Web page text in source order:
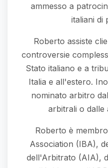
ammesso a
italiani di
Roberto assiste
controversie
Stato italiano e a
Italia e all'estero.
nominato arbitro
arbitrali o dalle
Roberto è
Association (IBA),
dell'Arbitrato (AIA),